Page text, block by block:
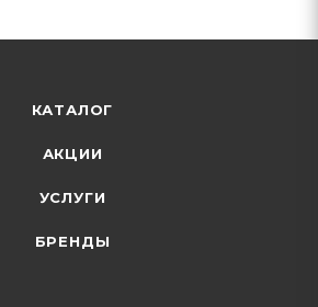
КАТАЛОГ
АКЦИИ
УСЛУГИ
БРЕНДЫ